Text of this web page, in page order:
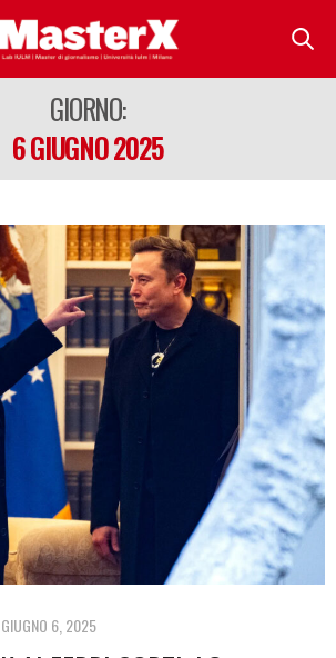
GIORNO:
6 GIUGNO 2025
GIUGNO 6, 2025